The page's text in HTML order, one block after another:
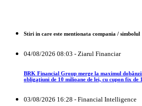
Stiri in care este mentionata compania / simbolul
04/08/2026 08:03 - Ziarul Financiar
BRK Financial Group merge la maximul
obligaţiuni de 10 milioane de lei, cu cupon fix de
03/08/2026 16:28 - Financial Intelligence